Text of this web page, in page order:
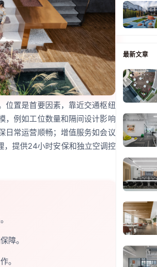
位置是首要因素，靠近交通枢纽
，例如工位数量和隔间设计影响
日常运营顺畅；增值服务如会议
，提供24小时安保和独立空调控
障。
。
最新文章